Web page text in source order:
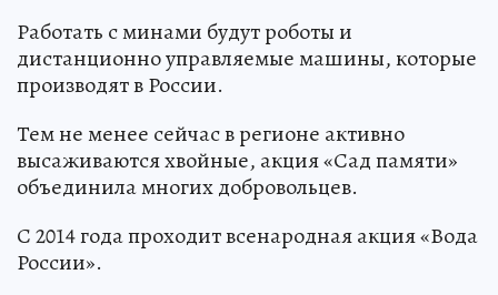
Работать с минами будут роботы и
дистанционно управляемые машины, которые
производят в России.
Тем не менее сейчас в регионе активно
высаживаются хвойные, акция «Сад памяти»
объединила многих добровольцев.
С 2014 года проходит всенародная акция «Вода
России».